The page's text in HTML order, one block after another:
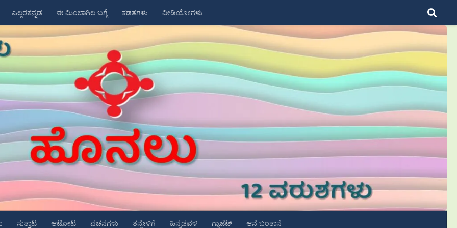
ಎಲ್ಲರಕನ್ನಡ ಈ ಮಿಂಬಾಗಿಲ ಬಗ್ಗೆ ಕಡತಗಳು ವೀಡಿಯೋಗಳು
ಸುತ್ತಾಟ ಆಟೋಟ ವಚನಗಳು ತನ್ನೇಳಿಗೆ ಹಿನ್ನಡವಳಿ ಗ್ಯಾಜೆಟ್ ಆನೆ ಬಂತಾನೆ